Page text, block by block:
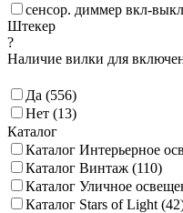
сенсор. диммер вкл-
Штекер
?
Наличие вилки для
Да (556)
Нет (13)
Каталог
Каталог Интерьерное
Каталог Винтаж (110)
Каталог Уличное
Каталог Stars of Light (42